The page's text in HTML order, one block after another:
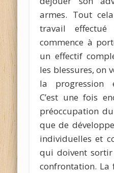
armes. Tout
travail effectué
commence à
un effectif
les blessures, on
la progression
C’est une fois
préoccupation
que de
individuelles et
qui doivent
confrontation. La